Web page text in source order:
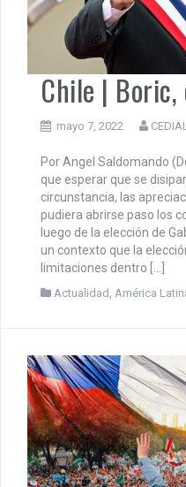
Chile |
mayo 7, 2022
Por Angel Saldomando
que esperar que se
circunstancia, las
pudiera abrirse paso los
luego de la elección de
un contexto que la
limitaciones dentro […]
Actualidad , América